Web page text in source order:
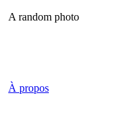
A random photo
À propos